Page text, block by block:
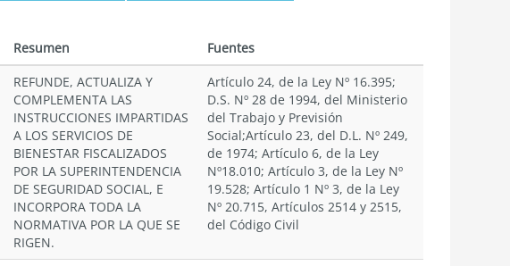
Resumen
Fuentes
REFUNDE, ACTUALIZA Y
COMPLEMENTA LAS
INSTRUCCIONES IMPARTIDAS
A LOS SERVICIOS DE
BIENESTAR FISCALIZADOS
POR LA SUPERINTENDENCIA
DE SEGURIDAD SOCIAL, E
INCORPORA TODA LA
NORMATIVA POR LA QUE SE
RIGEN.
Artículo 24, de la Ley Nº 16.395;
D.S. Nº 28 de 1994, del Ministerio
del Trabajo y Previsión
Social;Artículo 23, del D.L. Nº 249,
de 1974; Artículo 6, de la Ley
Nº18.010; Artículo 3, de la Ley Nº
19.528; Artículo 1 Nº 3, de la Ley
Nº 20.715, Artículos 2514 y 2515,
del Código Civil